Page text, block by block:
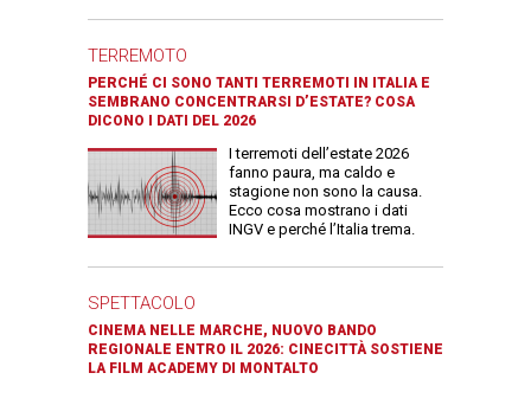
TERREMOTO
PERCHÉ CI SONO TANTI TERREMOTI IN ITALIA E
SEMBRANO CONCENTRARSI D’ESTATE? COSA
DICONO I DATI DEL 2026
I terremoti dell’estate 2026
fanno paura, ma caldo e
stagione non sono la causa.
Ecco cosa mostrano i dati
INGV e perché l’Italia trema.
SPETTACOLO
CINEMA NELLE MARCHE, NUOVO BANDO
REGIONALE ENTRO IL 2026: CINECITTÀ SOSTIENE
LA FILM ACADEMY DI MONTALTO